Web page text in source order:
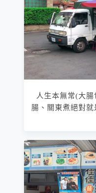
人生本無常(大
腸、關東煮絕對